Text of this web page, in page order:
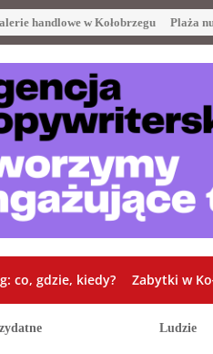
handlowe w Kołobrzegu Plaża
co, gdzie, kiedy? Zabytki w
Ludzie